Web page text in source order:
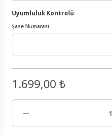
Uyumluluk Kontrolü
Şase Numarası
1.699,00 ₺